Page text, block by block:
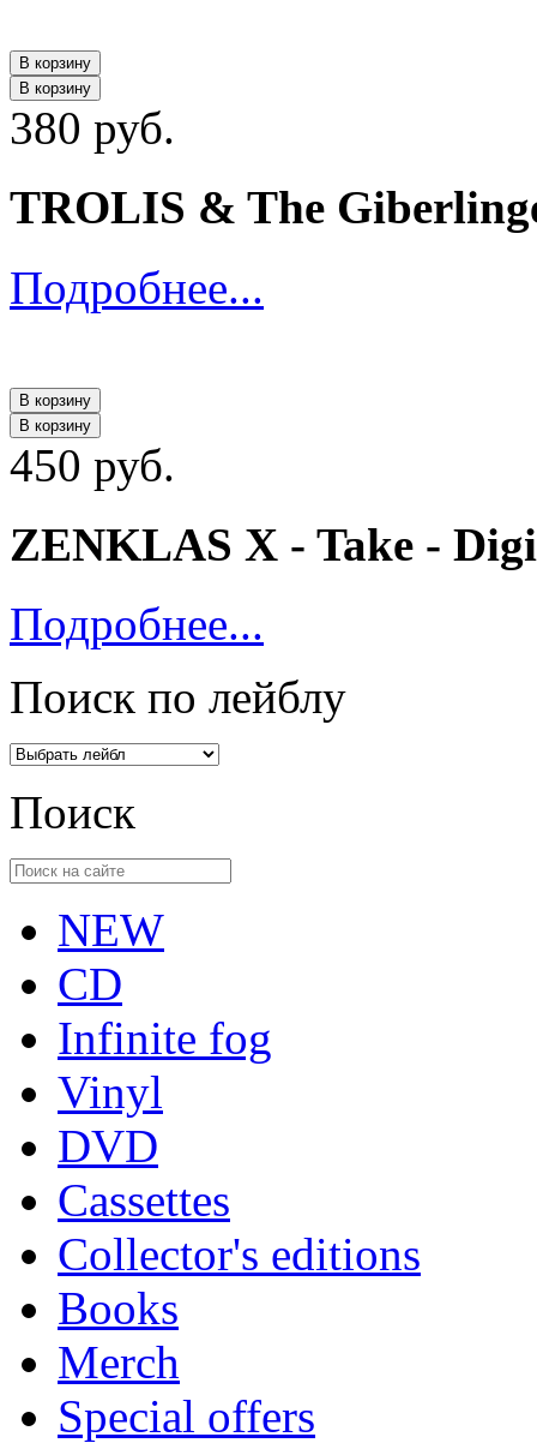
В корзину
В корзину
380 руб.
TROLIS & The
Подробнее...
В корзину
В корзину
450 руб.
ZENKLAS X - Take -
Подробнее...
Поиск по лейблу
Поиск
NEW
CD
Infinite fog
Vinyl
DVD
Cassettes
Collector's editions
Books
Merch
Special offers